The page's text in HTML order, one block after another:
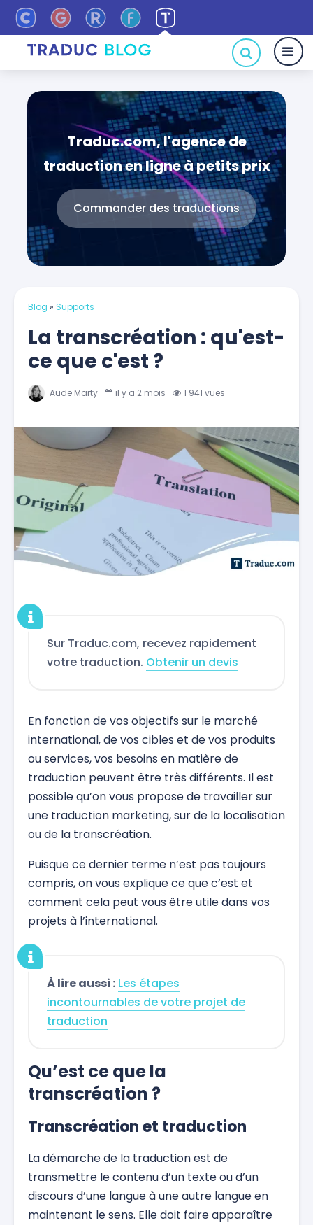
Traduc.com, l'agence de
traduction en ligne à petits prix
Commander des traductions
Blog » Supports
La transcréation : qu'est-
ce que c'est ?
Aude Marty il y a 2 mois 1 941 vues
Sur Traduc.com, recevez rapidement
votre traduction. Obtenir un devis
En fonction de vos objectifs sur le marché
international, de vos cibles et de vos produits
ou services, vos besoins en matière de
traduction peuvent être très différents. Il est
possible qu’on vous propose de travailler sur
une traduction marketing, sur de la localisation
ou de la transcréation.
Puisque ce dernier terme n’est pas toujours
compris, on vous explique ce que c’est et
comment cela peut vous être utile dans vos
projets à l’international.
À lire aussi : Les étapes
incontournables de votre projet de
traduction
Qu’est ce que la
transcréation ?
Transcréation et traduction
La démarche de la traduction est de
transmettre le contenu d’un texte ou d’un
discours d’une langue à une autre langue en
maintenant le sens. Elle doit faire apparaître